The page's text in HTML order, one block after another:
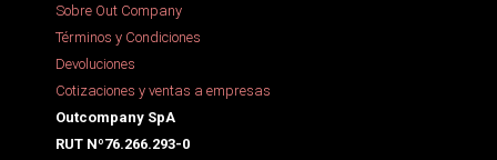
Sobre Out Company
Términos y Condiciones
Devoluciones
Cotizaciones y ventas a empresas
Outcompany SpA
RUT Nº76.266.293-0